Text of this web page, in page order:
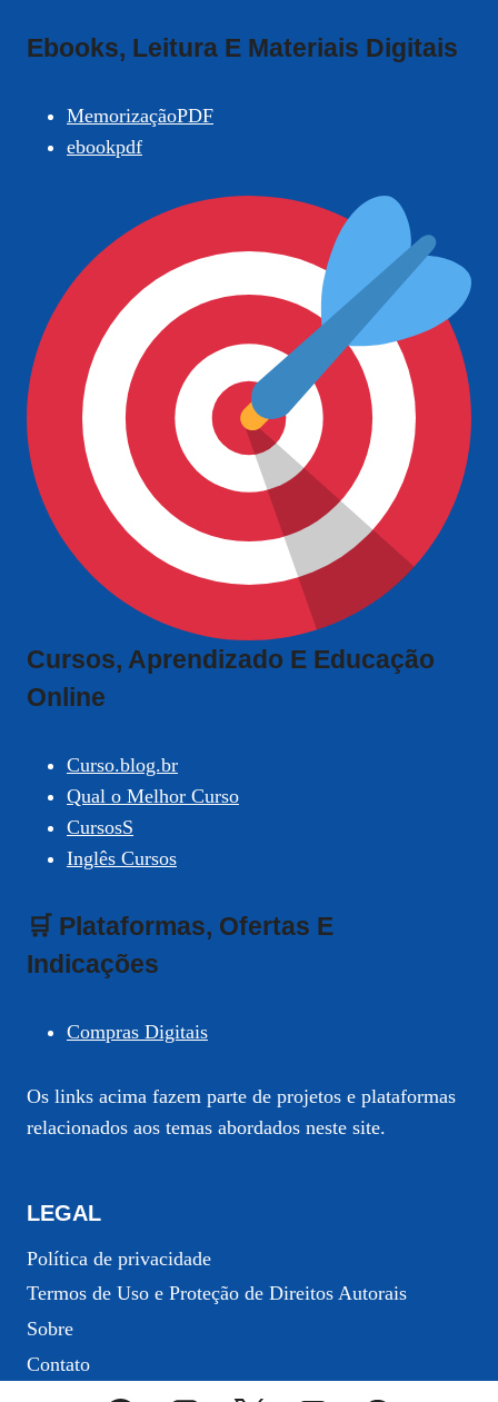
Ebooks, Leitura E Materiais Digitais
MemorizaçãoPDF
ebookpdf
Cursos, Aprendizado E Educação
Online
Curso.blog.br
Qual o Melhor Curso
CursosS
Inglês Cursos
🛒 Plataformas, Ofertas E
Indicações
Compras Digitais
Os links acima fazem parte de projetos e plataformas
relacionados aos temas abordados neste site.
LEGAL
Política de privacidade
Termos de Uso e Proteção de Direitos Autorais
Sobre
Contato